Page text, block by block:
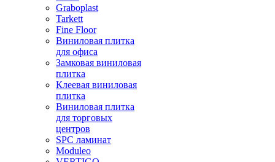
Graboplast
Tarkett
Fine Floor
Виниловая плитка
для офиса
Замковая виниловая
плитка
Клеевая виниловая
плитка
Виниловая плитка
для торговых
центров
SPC ламинат
Moduleo